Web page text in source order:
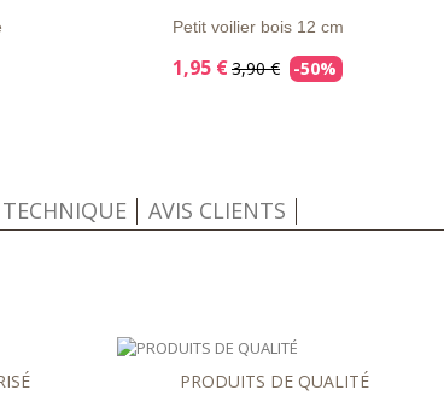
Petit voilier bois 12 cm
1,95 €3,90 € -50%
TECHNIQUE AVIS CLIENTS
PRODUITS DE QUALITÉ